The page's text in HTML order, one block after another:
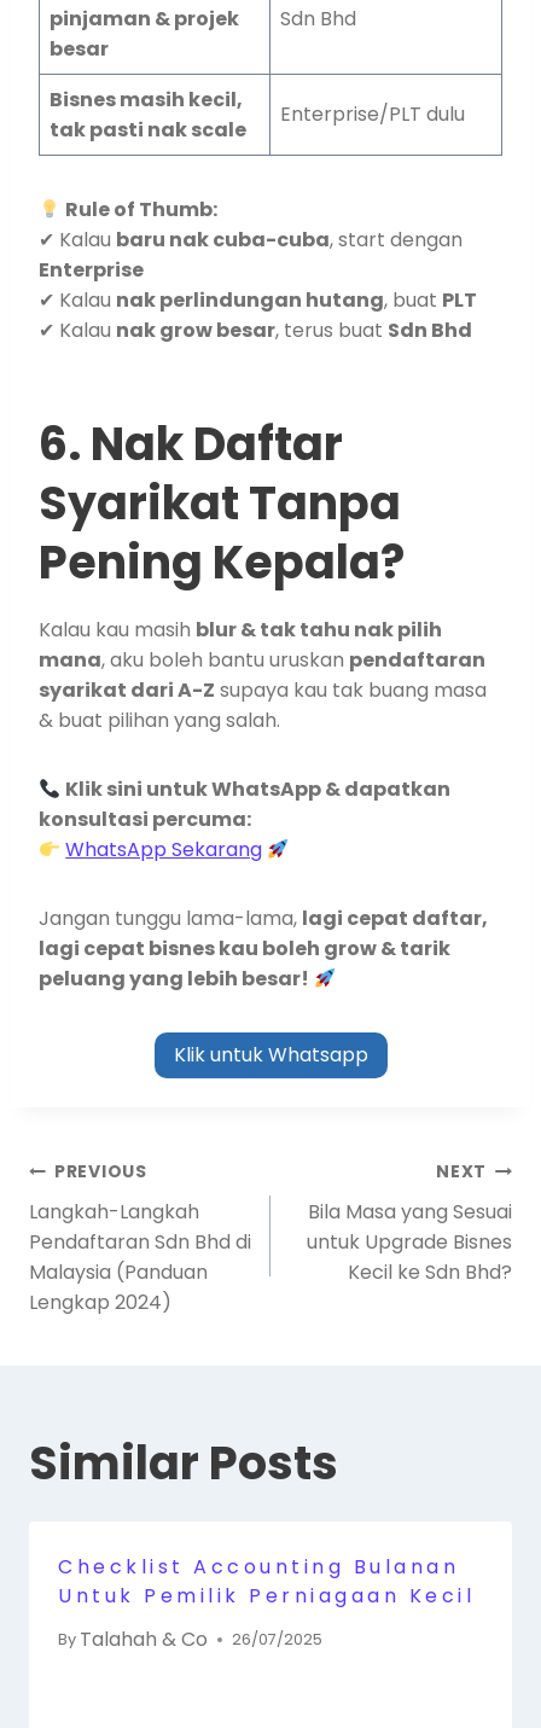
pinjaman & projek
besar
Sdn Bhd
Bisnes masih kecil,
tak pasti nak scale
Enterprise/PLT dulu
Rule of Thumb:
✔ Kalau baru nak cuba-cuba, start dengan
Enterprise
✔ Kalau nak perlindungan hutang, buat PLT
✔ Kalau nak grow besar, terus buat Sdn Bhd
6. Nak Daftar
Syarikat Tanpa
Pening Kepala?
Kalau kau masih blur & tak tahu nak pilih
mana, aku boleh bantu uruskan pendaftaran
syarikat dari A-Z supaya kau tak buang masa
& buat pilihan yang salah.
Klik sini untuk WhatsApp & dapatkan
konsultasi percuma:
WhatsApp Sekarang
Jangan tunggu lama-lama, lagi cepat daftar,
lagi cepat bisnes kau boleh grow & tarik
peluang yang lebih besar!
Klik untuk Whatsapp
PREVIOUS
Langkah-Langkah
Pendaftaran Sdn Bhd di
Malaysia (Panduan
Lengkap 2024)
NEXT
Bila Masa yang Sesuai
untuk Upgrade Bisnes
Kecil ke Sdn Bhd?
Similar Posts
Checklist Accounting Bulanan
Untuk Pemilik Perniagaan Kecil
By Talahah & Co 26/07/2025